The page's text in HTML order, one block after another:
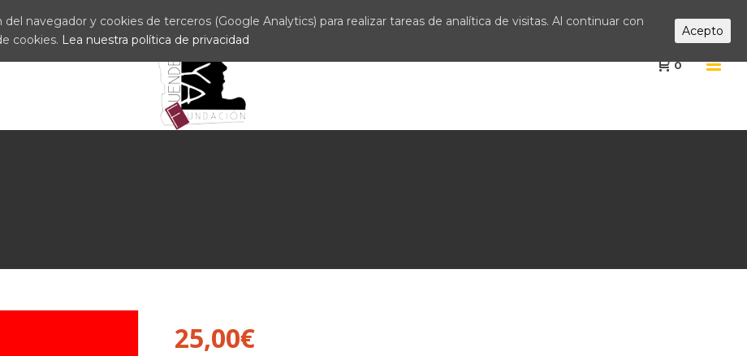
0
25,00€
navegador y cookies de terceros (Google Analytics) para realizar tareas de analítica de visitas. Al continuar con
cookies. Lea nuestra política de privacidad
Acepto